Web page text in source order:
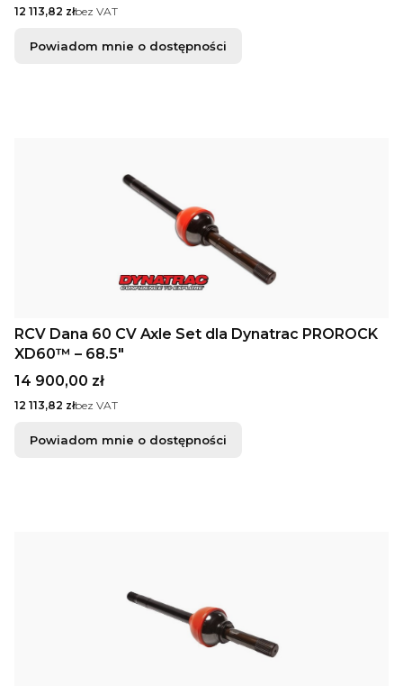
Cena
12 113,82 złbez VAT
Powiadom mnie o dostępności
RCV Dana 60 CV Axle Set dla Dynatrac PROROCK
XD60™ – 68.5"
Cena
14 900,00 zł
Cena
12 113,82 złbez VAT
Powiadom mnie o dostępności